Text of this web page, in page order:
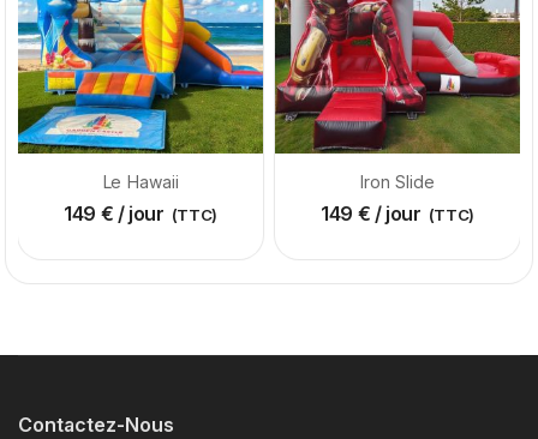
Le Hawaii
149 € / jour (TTC)
Iron Slide
149 € / jour (TTC)
Contactez-Nous